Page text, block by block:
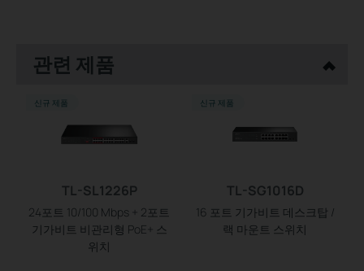
관련 제품
TL-SL1226P
24포트 10/100 Mbps + 2포트
기가비트 비관리형 PoE+ 스
위치
신규 제품
TL-SG1016D
16 포트 기가비트 데스크탑 /
랙 마운트 스위치
신규 제품